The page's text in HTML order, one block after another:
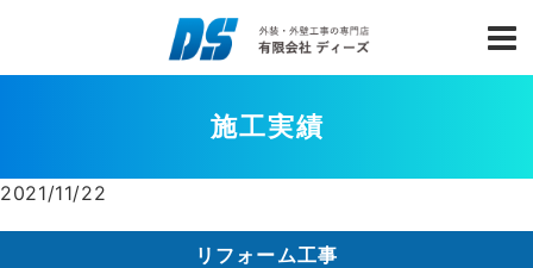
施工実績
2021/11/22
リフォーム工事